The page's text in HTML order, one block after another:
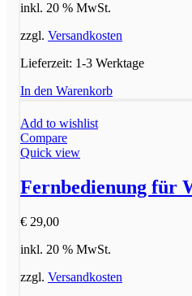
inkl. 20 % MwSt.
zzgl. Versandkosten
Lieferzeit: 1-3 Werktage
In den Warenkorb
Add to wishlist
Compare
Quick view
Fernbedienung für
€ 29,00
inkl. 20 % MwSt.
zzgl. Versandkosten